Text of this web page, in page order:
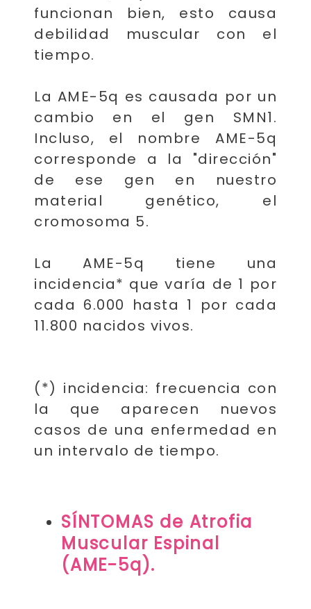
funcionan bien, esto causa
debilidad muscular con el
tiempo.
La AME-5q es causada por un
cambio en el gen SMN1.
Incluso, el nombre AME-5q
corresponde a la "dirección"
de ese gen en nuestro
material genético, el
cromosoma 5.
La AME-5q tiene una
incidencia* que varía de 1 por
cada 6.000 hasta 1 por cada
11.800 nacidos vivos.
(*) incidencia: frecuencia con
la que aparecen nuevos
casos de una enfermedad en
un intervalo de tiempo.
SÍNTOMAS de Atrofia
Muscular Espinal
(AME-5q).